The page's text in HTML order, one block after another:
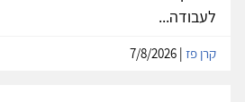
לעבודה...
קרן פז